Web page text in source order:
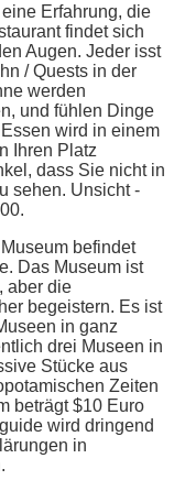
Erfahrung, die
findet sich
Augen. Jeder isst
/ Quests in der
werden
und fühlen Dinge
wird in einem
Ihren Platz
dass Sie nicht in
sehen. Unsicht -
befindet
Das Museum ist
aber die
begeistern. Es ist
in ganz
drei Museen in
Stücke aus
Zeiten
beträgt $10 Euro
wird dringend
in